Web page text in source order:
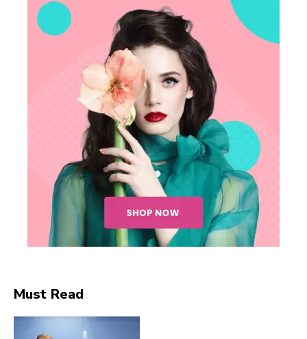
SUBSCRIBE NOW
Company
Subscription Plans
My account
Must Read